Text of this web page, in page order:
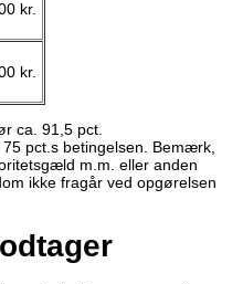
kr.
kr.
ca. 91,5 pct.
pct.s betingelsen. Bemærk,
m.m. eller anden
ikke fragår ved opgørelsen